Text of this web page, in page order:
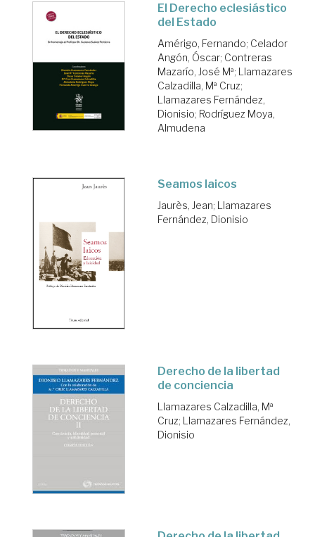
El Derecho eclesiástico
del Estado
Amérigo, Fernando; Celador
Angón, Óscar; Contreras
Mazarío, José Mª; Llamazares
Calzadilla, Mª Cruz;
Llamazares Fernández,
Dionisio; Rodríguez Moya,
Almudena
Seamos laicos
Jaurès, Jean; Llamazares
Fernández, Dionisio
Derecho de la libertad
de conciencia
Llamazares Calzadilla, Mª
Cruz; Llamazares Fernández,
Dionisio